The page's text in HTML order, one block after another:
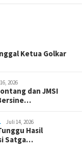
Ketua Golkar
2026
dan JMSI
Juli 14, 2026
Hasil
Satga…